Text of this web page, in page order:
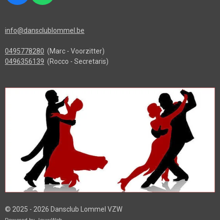
e
o
o
t
A
p
info@dansclublommel.be
0495778280 (Marc - Voorzitter)
0496356139 (Rocco - Secretaris)
© 2025 - 2026 Dansclub Lommel VZW